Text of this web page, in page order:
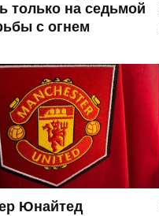
только на седьмой
с огнем
Юнайтед